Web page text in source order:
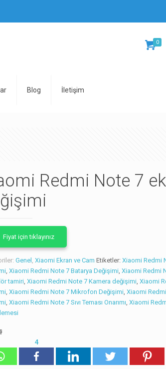
Blog İletişim
0
Redmi Note 7
Fiyat için tıklayınız
Genel ,Xiaomi Ekran ve Cam Etiketler:Xiaomi Redmi
,Xiaomi Redmi Note 7 Batarya Değişimi,Xiaomi Redmi
tamiri,Xiaomi Redmi Note 7 Kamera değişimi,Xiaomi
,Xiaomi Redmi Note 7 Mikrofon Değişimi,Xiaomi
,Xiaomi Redmi Note 7 Sıvı Teması Onarımı,Xiaomi
4